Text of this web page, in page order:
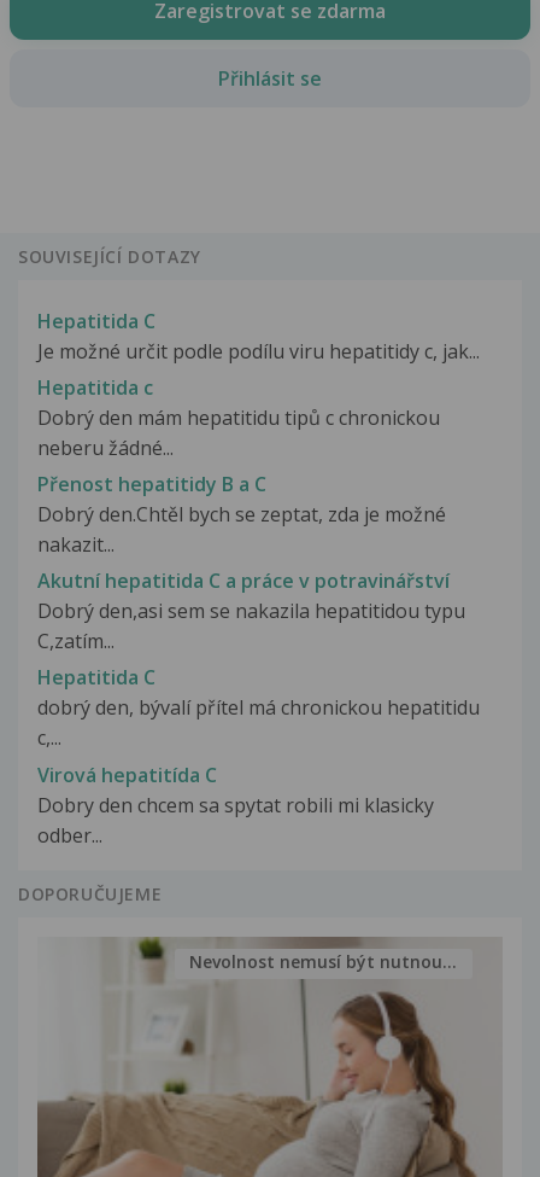
Zaregistrovat se zdarma
Přihlásit se
SOUVISEJÍCÍ DOTAZY
Hepatitida C
Je možné určit podle podílu viru hepatitidy c, jak...
Hepatitida c
Dobrý den mám hepatitidu tipů c chronickou
neberu žádné...
Přenost hepatitidy B a C
Dobrý den.Chtěl bych se zeptat, zda je možné
nakazit...
Akutní hepatitida C a práce v potravinářství
Dobrý den,asi sem se nakazila hepatitidou typu
C,zatím...
Hepatitida C
dobrý den, bývalí přítel má chronickou hepatitidu
c,...
Virová hepatitída C
Dobry den chcem sa spytat robili mi klasicky
odber...
DOPORUČUJEME
Nevolnost nemusí být nutnou...